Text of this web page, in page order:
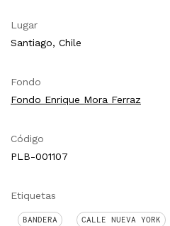
Lugar
Santiago, Chile
Fondo
Fondo Enrique Mora Ferraz
Código
PLB-001107
Etiquetas
BANDERA CALLE NUEVA YORK